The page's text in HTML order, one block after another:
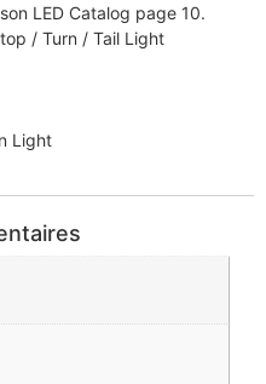
LED Catalog page 10.
/ Turn / Tail Light
Light